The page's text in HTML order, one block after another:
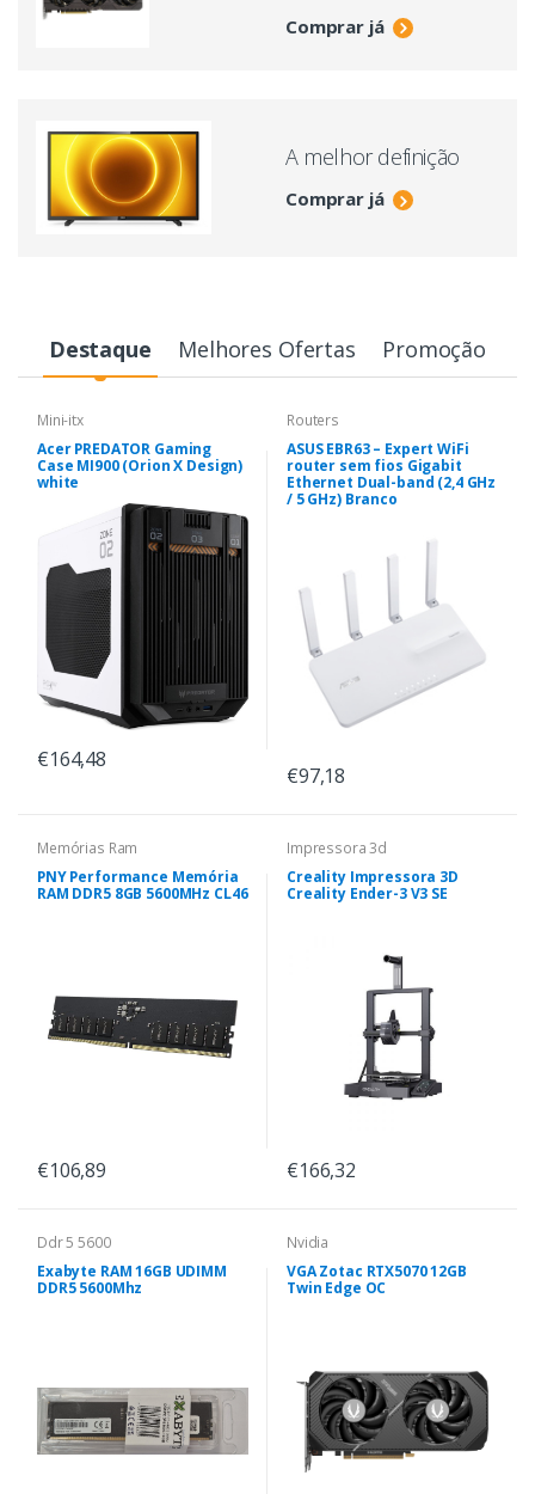
Comprar já
A melhor definição
Comprar já
Destaque Melhores Ofertas Promoção
Mini-itx
Acer PREDATOR Gaming
Case MI900 (Orion X Design)
white
€164,48
Routers
ASUS EBR63 – Expert WiFi
router sem fios Gigabit
Ethernet Dual-band (2,4 GHz
/ 5 GHz) Branco
€97,18
Memórias Ram
PNY Performance Memória
RAM DDR5 8GB 5600MHz CL46
€106,89
Impressora 3d
Creality Impressora 3D
Creality Ender-3 V3 SE
€166,32
Ddr 5 5600
Exabyte RAM 16GB UDIMM
DDR5 5600Mhz
Nvidia
VGA Zotac RTX5070 12GB
Twin Edge OC